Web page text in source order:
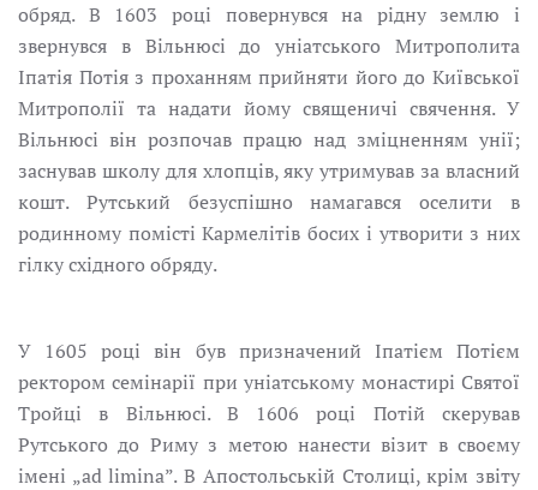
обряд. В 1603 році повернувся нa рідну землю і
звернувся в Вільнюсі до уніатського Митрополита
Іпатія Потія з проханням прийняти його до Київської
Митрополії та надати йому священичі свячення. У
Вільнюсі він розпочав працю над зміцненням унії;
заснував школу для хлопців, яку утримував зa власний
кошт. Рутський безуспішно намагався оселити в
родинному помісті Кармелітів босих і утворити з них
гілку східного обряду.
У 1605 році він був призначений Іпатієм Потієм
ректором семінарії при уніатському монастирі Святої
Тройці в Вільнюсі. В 1606 pоці Потій скерував
Рутського до Риму з метою нанести візит в своєму
імені „ad limina”. В Апостольській Cтолиці, крім звіту